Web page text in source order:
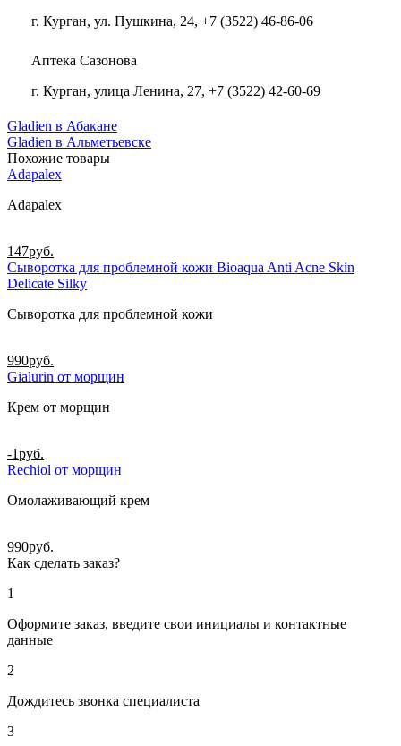
г. Курган, ул. Пушкина, 24, +7 (3522) 46-86-06
Аптека Сазонова
г. Курган, улица Ленина, 27, +7 (3522) 42-60-69
Gladien в Абакане
Gladien в Альметьевске
Похожие товары
Adapalex
Adapalex
147руб.
Сыворотка для проблемной кожи Bioaqua Anti Acne Skin
Delicate Silky
Сыворотка для проблемной кожи
990руб.
Gialurin от морщин
Крем от морщин
-1руб.
Rechiol от морщин
Омолаживающий крем
990руб.
Как сделать заказ?
1
Оформите заказ, введите свои инициалы и контактные
данные
2
Дождитесь звонка специалиста
3